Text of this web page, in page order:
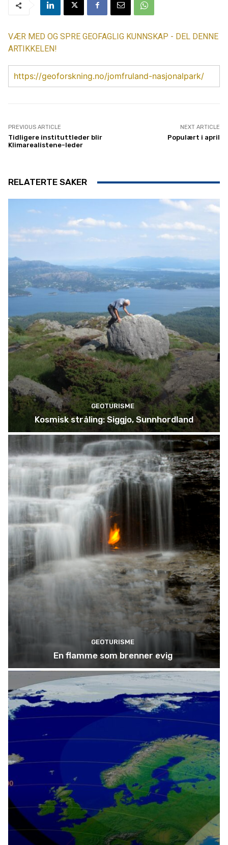
VÆR MED OG SPRE GEOFAGLIG KUNNSKAP - DEL DENNE
ARTIKKELEN!
https://geoforskning.no/jomfruland-nasjonalpark/
PREVIOUS ARTICLE
Tidligere instituttleder blir
Klimarealistene-leder
NEXT ARTICLE
Populært i april
RELATERTE SAKER
GEOTURISME
Kosmisk stråling: Siggjo, Sunnhordland
GEOTURISME
En flamme som brenner evig